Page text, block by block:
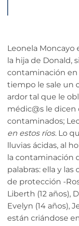
Leonela Moncayo
la hija de Donald,
contaminación en
tiempo le sale un
ardor tal que le
médic@s le dicen
contaminados;
en estos ríos. Lo
lluvias ácidas, al
la contaminación
palabras: ella y
de protección -
Liberth (12 años),
Evelyn (14 años),
están criándose